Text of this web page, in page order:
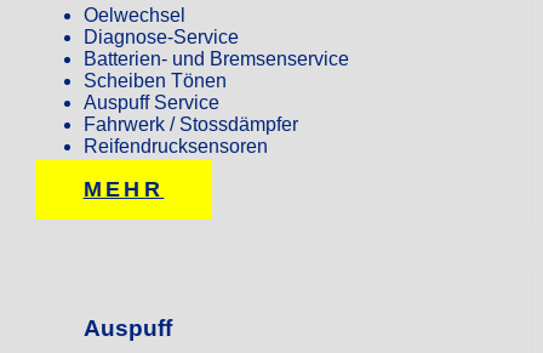
Oelwechsel
Diagnose-Service
Batterien- und Bremsenservice
Scheiben Tönen
Auspuff Service
Fahrwerk / Stossdämpfer
Reifendrucksensoren
MEHR
Auspuff